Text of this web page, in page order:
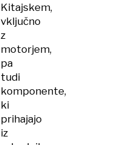
Kitajskem,
vključno
z
motorjem,
pa
tudi
komponente,
ki
prihajajo
iz